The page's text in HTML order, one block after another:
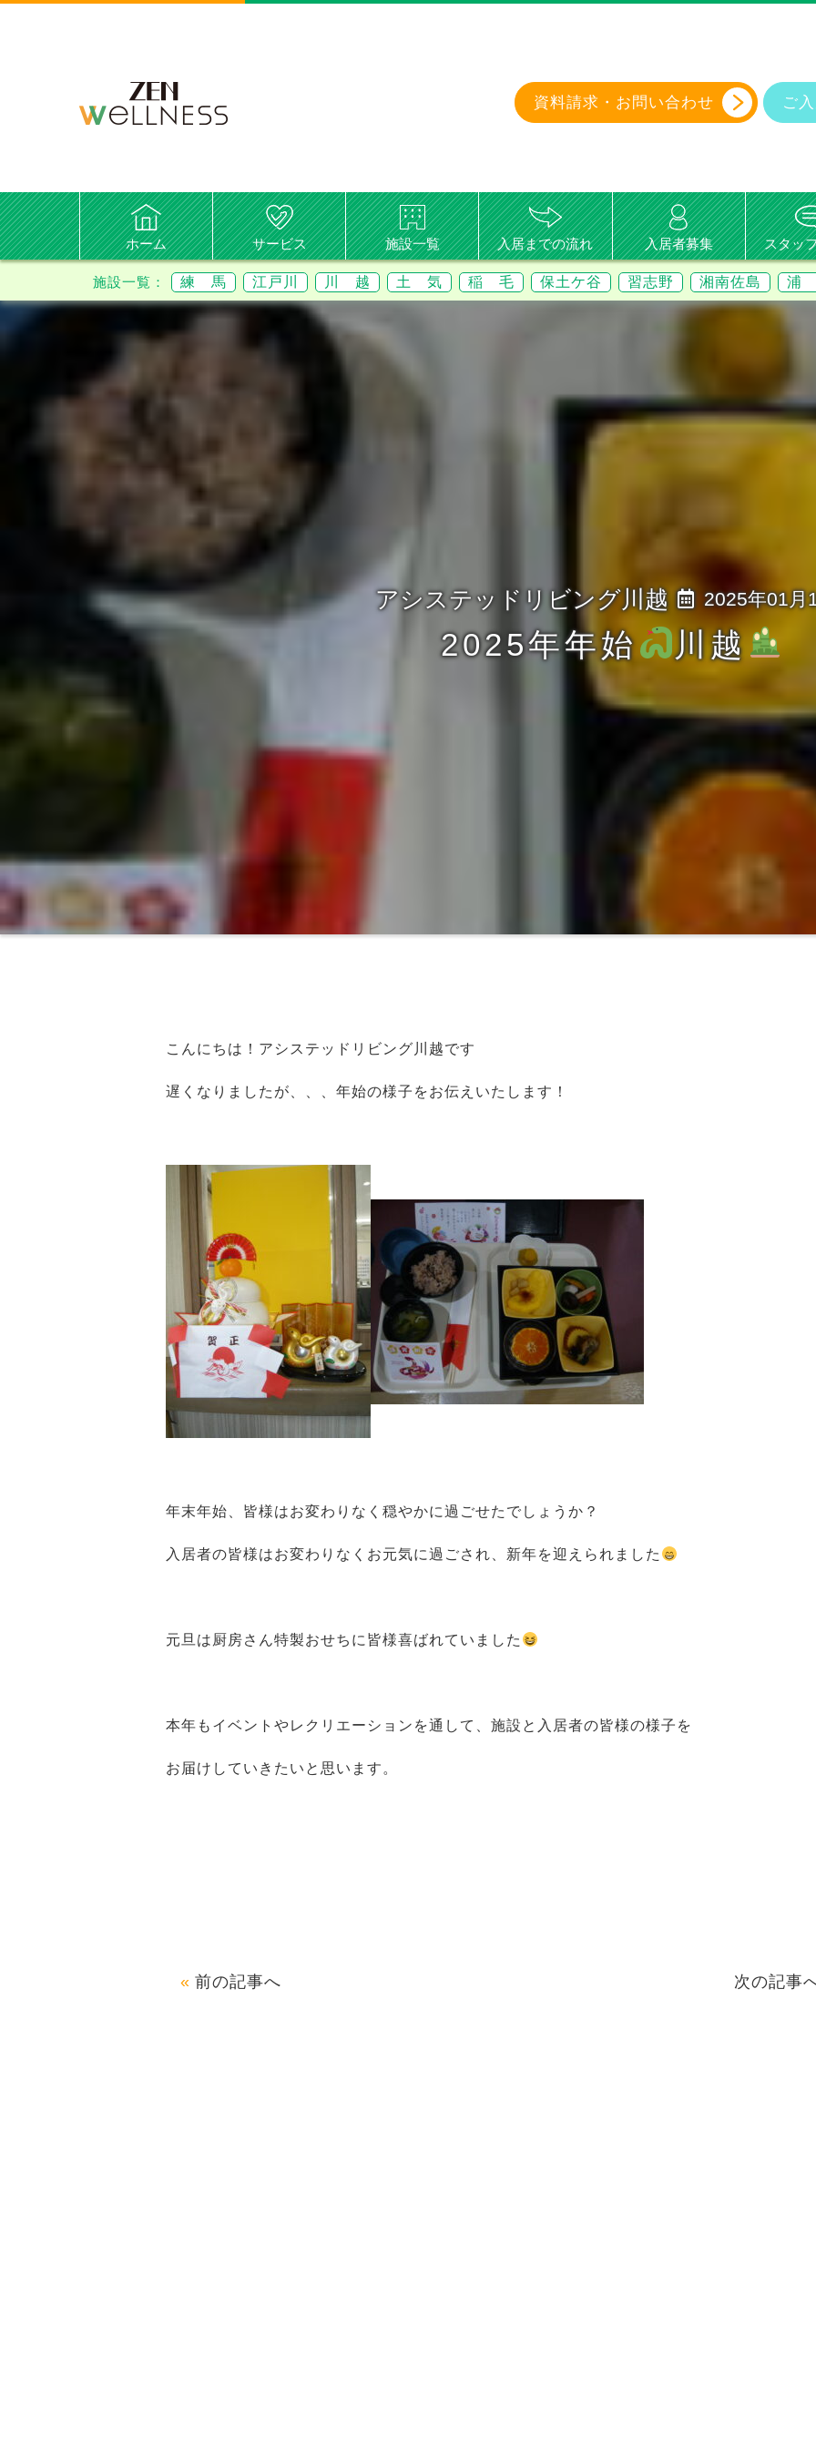
資料請求・ お問い合わせ ご
ホーム サービス 施設一覧 入居までの流れ 入居者募集 スタッ
練 馬 江戸川 川 越 土 気 稲 毛 保土ケ谷 習志野 湘南佐島 浦
2025年01月
2025年年始 川越
こんにちは！アシステッドリビング川越です
遅くなりましたが、、、年始の様子をお伝えいたします！
年末年始、皆様はお変わりなく穏やかに過ごせたでしょうか？
入居者の皆様はお変わりなくお元気に過ごされ、新年を迎えられました
元旦は厨房さん特製おせちに皆様喜ばれていました
本年もイベントやレクリエーションを通して、施設と入居者の皆様の様子を
お届けしていきたいと思います。
前の記事へ 次の記事